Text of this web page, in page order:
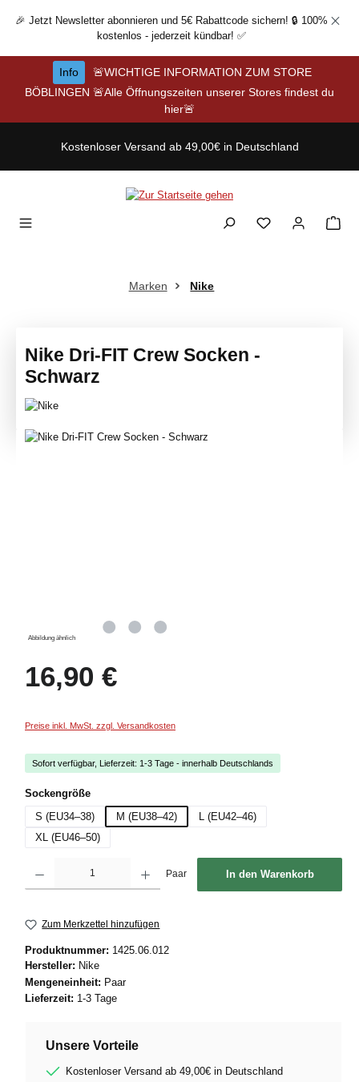
Zum Hauptinhalt springen
🎉 Jetzt Newsletter abonnieren und 5€ Rabattcode sichern! 🔒 100%
kostenlos - jederzeit kündbar! ✅
Info
🚨WICHTIGE INFORMATION ZUM STORE
BÖBLINGEN 🚨Alle Öffnungszeiten unserer Stores findest du
hier🚨
Kostenloser Versand ab 49,00€ in Deutschland
Marken Nike
Nike Dri-FIT Crew Socken -
Schwarz
Bildergalerie überspringen
Abbildung ähnlich
16,90 €
Preise inkl. MwSt. zzgl. Versandkosten
Sofort verfügbar, Lieferzeit: 1-3 Tage - innerhalb Deutschlands
Sockengrößeauswählen
S (EU34–38)
M (EU38–42)
L (EU42–46)
XL (EU46–50)
Paar In den Warenkorb
Zum Merkzettel hinzufügen
Produktnummer: 1425.06.012
Hersteller: Nike
Mengeneinheit: Paar
Lieferzeit: 1-3 Tage
Unsere Vorteile
Kostenloser Versand ab 49,00€ in Deutschland